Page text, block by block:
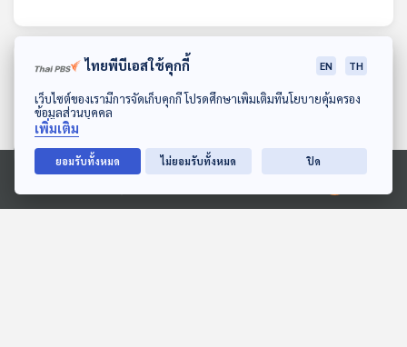
ดาวน์โหลด Thai PBS Podcast Application
Ⓒ 2020 องค์การกระจายเสียงและแพร่ภาพสาธารณะแห่งประเทศไทย
เพศศึกษา ลดปัญหาแม่วัย
ตอนที่เกี่ยวข้องไทยพีบีเอสใช้คุกกี้ EN TH
เว็บไซต์ของเรามีการจัดเก็บคุกกี้ โปรดศึกษาเพิ่มเติมที่นโยบายคุ้มครอง
ข้อมูลส่วนบุคคล
เพิ่มเติม
ยอมรับทั้งหมด ไม่ยอมรับทั้งหมด ปิด